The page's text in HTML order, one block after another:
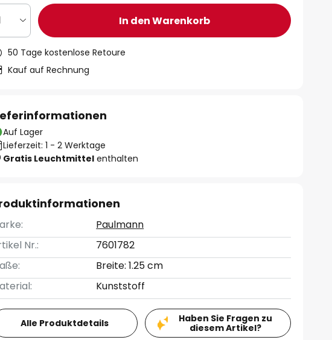
In den Warenkorb
50 Tage kostenlose Retoure
Kauf auf Rechnung
Auf Lager
Lieferzeit: 1 - 2 Werktage
Gratis Leuchtmittel enthalten
Paulmann
Nr.:
7601782
Breite: 1.25 cm
Kunststoff
Alle Produktdetails
Haben Sie Fragen zu
diesem Artikel?